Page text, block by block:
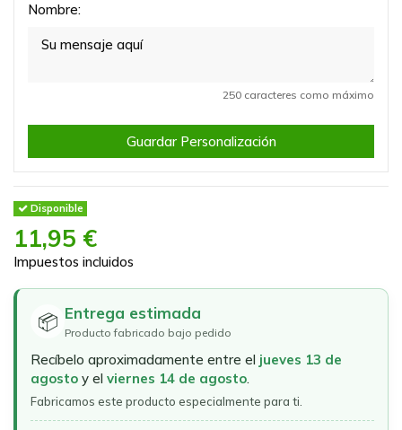
Nombre:
250 caracteres como máximo
Guardar Personalización
Disponible
11,95 €
Impuestos incluidos
📦 Entrega estimada
Producto fabricado bajo pedido
Recíbelo aproximadamente entre el jueves 13 de
agosto y el viernes 14 de agosto.
Fabricamos este producto especialmente para ti.